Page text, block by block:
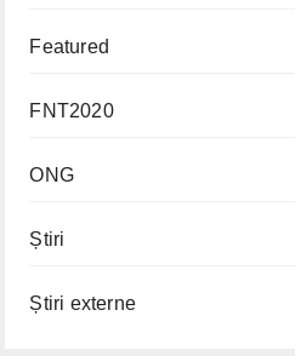
Featured
FNT2020
ONG
Știri
Știri externe